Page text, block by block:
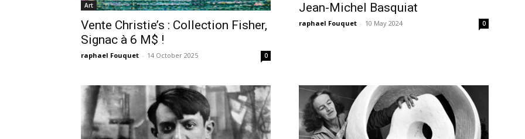
Art
Vente Christie’s : Collection Fisher,
Signac à 6 M$ !
raphael Fouquet - 14 October 2025 0
Jean-Michel Basquiat
raphael Fouquet - 10 May 2024 0